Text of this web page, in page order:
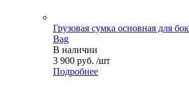
Грузовая сумка основная для
Bag
В наличии
3 900 руб. /шт
Подробнее